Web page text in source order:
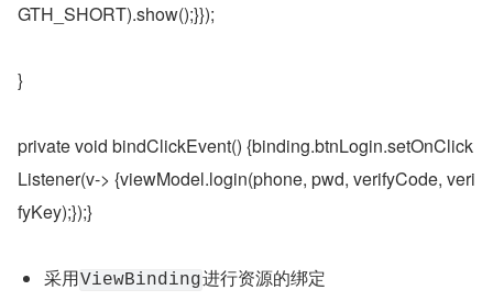
GTH_SHORT).show();}});
}
private void bindClickEvent() {binding.btnLogin.setOnClick
Listener(v-> {viewModel.login(phone, pwd, verifyCode, veri
fyKey);});}
采用ViewBinding进行资源的绑定